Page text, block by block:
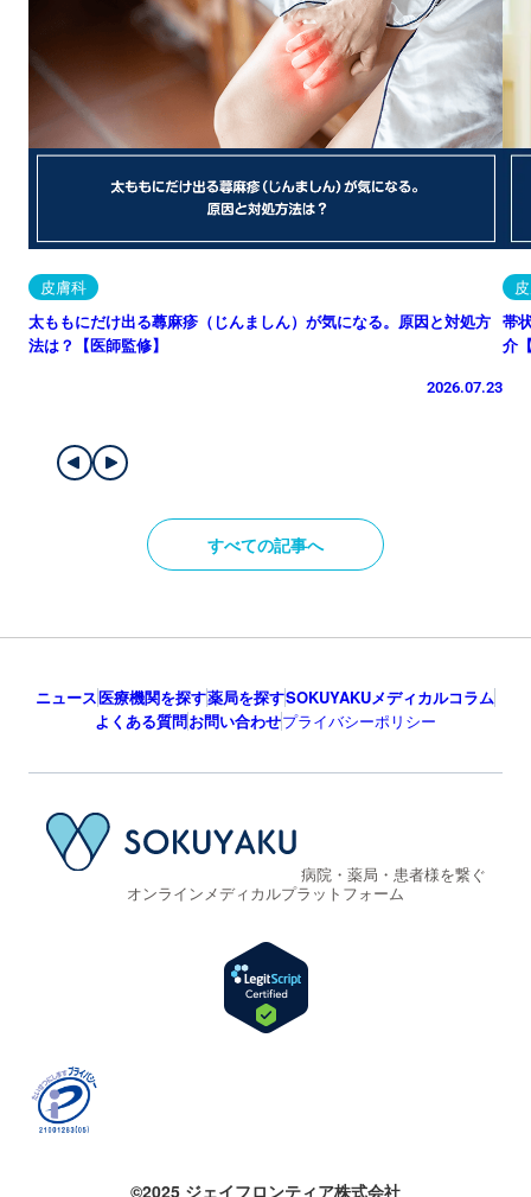
皮膚科
太ももにだけ出る蕁麻疹（じんましん）が気になる。原因と対処方
法は？【医師監修】
2026.07.23
帯
介
すべての記事へ
ニュース医療機関を探す薬局を探すSOKUYAKUメディカルコラム
よくある質問お問い合わせプライバシーポリシー
病院・薬局・患者様を繋ぐ
オンラインメディカルプラットフォーム
©2025 ジェイフロンティア株式会社